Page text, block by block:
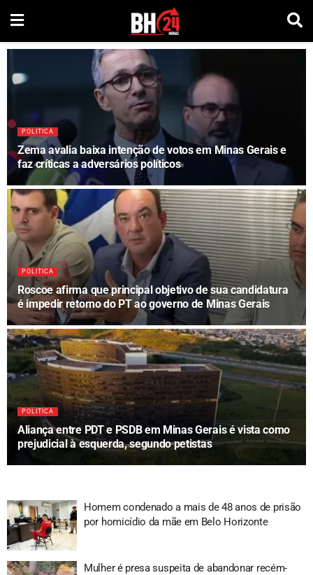
POLITICA
Zema avalia baixa intenção de votos em Minas Gerais e
faz críticas a adversários políticos
POLITICA
Roscoe afirma que principal objetivo de sua candidatura
é impedir retorno do PT ao governo de Minas Gerais
POLITICA
Aliança entre PDT e PSDB em Minas Gerais é vista como
prejudicial à esquerda, segundo petistas
Homem condenado a mais de 48 anos de prisão
por homicídio da mãe em Belo Horizonte
Mulher é presa suspeita de abandonar recém-